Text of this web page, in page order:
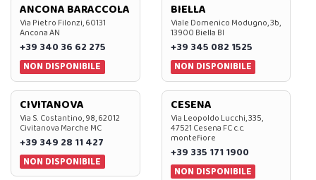
ANCONA BARACCOLA
Via Pietro Filonzi, 60131
Ancona AN
+39 340 36 62 275
NON DISPONIBILE
BIELLA
Viale Domenico Modugno, 3b,
13900 Biella BI
+39 345 082 1525
NON DISPONIBILE
CIVITANOVA
Via S. Costantino, 98, 62012
Civitanova Marche MC
+39 349 28 11 427
NON DISPONIBILE
CESENA
Via Leopoldo Lucchi, 335,
47521 Cesena FC c.c.
montefiore
+39 335 171 1900
NON DISPONIBILE